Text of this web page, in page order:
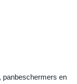
panbeschermers en